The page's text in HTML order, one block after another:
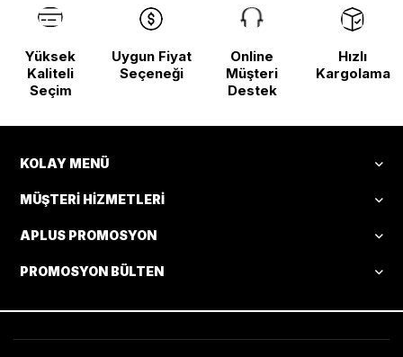
Yüksek
Kaliteli
Seçim
Uygun Fiyat
Seçeneği
Online
Müşteri
Destek
Hızlı
Kargolama
KOLAY MENÜ
MÜŞTERI HIZMETLERI
APLUS PROMOSYON
PROMOSYON BÜLTEN